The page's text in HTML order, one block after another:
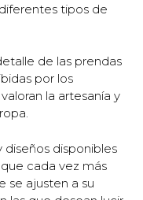
tipos de
de las prendas
por los
la artesanía y
diseños disponibles
cada vez más
se ajusten a su